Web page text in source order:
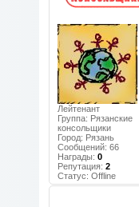
Лейтенант
Группа: Рязанские
консольщики
Город: Рязань
Сообщений: 66
Награды: 0
Репутация: 2
Статус: Offline